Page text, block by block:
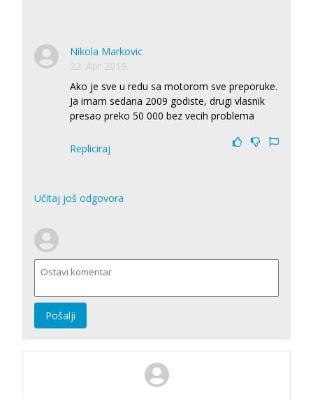
Nikola Markovic
22. Apr 2019.
Ako je sve u redu sa motorom sve preporuke.
Ja imam sedana 2009 godiste, drugi vlasnik
presao preko 50 000 bez vecih problema
Repliciraj
Učitaj još odgovora
Pošalji